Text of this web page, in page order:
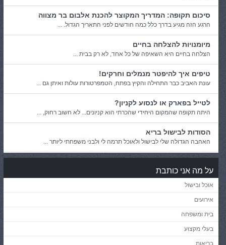
סיכום תקופה: המדריך המקוצר להכנת אלבום בר מצווה
הרגע הזה מגיע בדרך כלל כמה חודשים לפני התאריך הגדול. ...
מיומנויות להצלחה בחיים
הצלחה בחיים היא השאיפה של כל אחד, לא רק בבית ...
טיפים איך להיפטר מנמלים וחרקים!
עונת האביב כבר התחילה והקיץ בפתח, הטמפרטורות עולות ואיתן גם ...
לטייל בפארק או לנסוע לקניון?
היתה תקופה שהמקום היחידי שהכרתי הוא קניונים... לא חשוב רחוק, ...
הסודות לבישול בריא
האהבה הגדולה שלי לבישול ולאוכל תרמה לי ולבני משפחתי ליותר ...
על מה אני כותבת
אוכל ובישול
אירועים
בית ומשפחה
בעלי מקצוע